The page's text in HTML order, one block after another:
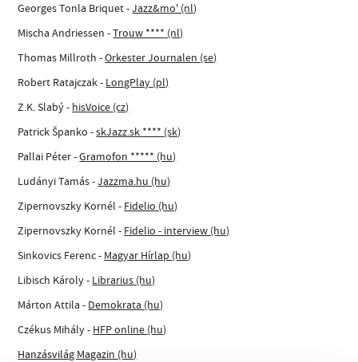
Georges Tonla Briquet -Jazz&mo' (nl)
Mischa Andriessen -Trouw **** (nl)
Thomas Millroth -Orkester Journalen (se)
Robert Ratajczak - LongPlay (pl)
Z.K. Slabý - hisVoice (cz)
Patrick Španko -skJazz.sk **** (sk)
Pallai Péter -Gramofon ***** (hu)
Ludányi Tamás -Jazzma.hu (hu)
Zipernovszky Kornél - Fidelio (hu)
Zipernovszky Kornél - Fidelio - interview (hu)
Sinkovics Ferenc - Magyar Hírlap (hu)
Libisch Károly - Librarius (hu)
Márton Attila - Demokrata (hu)
Czékus Mihály - HFP online (hu)
Hanzásvilág Magazin (hu)